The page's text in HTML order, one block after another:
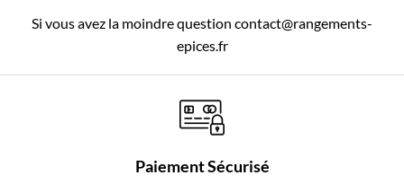
Si vous avez la moindre question contact@rangements-
epices.fr
Paiement Sécurisé